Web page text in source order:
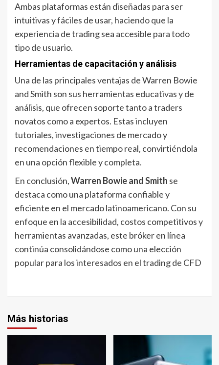
Ambas plataformas están diseñadas para ser
intuitivas y fáciles de usar, haciendo que la
experiencia de trading sea accesible para todo
tipo de usuario.
Herramientas de capacitación y análisis
Una de las principales ventajas de Warren Bowie
and Smith son sus herramientas educativas y de
análisis, que ofrecen soporte tanto a traders
novatos como a expertos. Estas incluyen
tutoriales, investigaciones de mercado y
recomendaciones en tiempo real, convirtiéndola
en una opción flexible y completa.
En conclusión,Warren Bowie and Smith se
destaca como una plataforma confiable y
eficiente en el mercado latinoamericano. Con su
enfoque en la accesibilidad, costos competitivos y
herramientas avanzadas, este bróker en línea
continúa consolidándose como una elección
popular para los interesados en el trading de CFD
Más historias